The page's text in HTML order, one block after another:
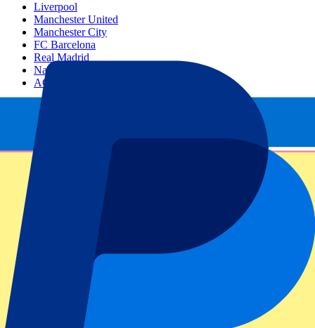
Liverpool
Manchester United
Manchester City
FC Barcelona
Real Madrid
Napoli
AC Milan
Populaire events
GP Spanje
Alle sporten
Voetbalcompetities